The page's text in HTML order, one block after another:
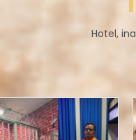
Hotel,